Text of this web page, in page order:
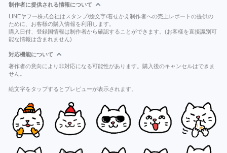
制作者に提供される情報について
LINEヤフー株式会社はスタンプ/絵文字/着せかえ制作者への売上レポートの提供の
ために、お客様の購入情報を利用します。
購入日付、登録国情報は制作者から確認することができます。(お客様を直接識別可
能な情報は含まれません)
対応機能について
著作者の意向により非対応になる可能性があります。購入後のキャンセルはできま
せん。
絵文字をタップするとプレビューが表示されます。